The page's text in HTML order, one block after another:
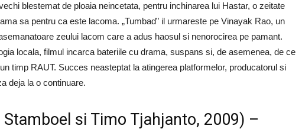
blestemat de ploaia neincetata, pentru inchinarea lui Hastar, o zeitate
sa pentru ca este lacoma. „Tumbad” il urmareste pe Vinayak Rao, un
zeului lacom care a adus haosul si nenorocirea pe pamant.
locala, filmul incarca bateriile cu drama, suspans si, de asemenea, de ce
timp RAUT. Succes neasteptat la atingerea platformelor, producatorul si
deja la o continuare.
si Timo Tjahjanto, 2009) –